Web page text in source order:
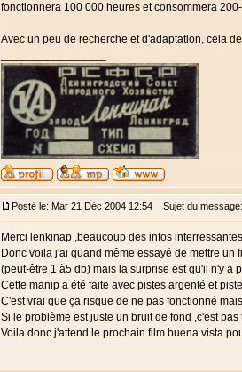
fonctionnera 100 000 heures et consommera
Avec un peu de recherche et d'adaptation, cela
Posté le: Mar 21 Déc 2004 12:54 Sujet du message:
Merci lenkinap ,beaucoup des infos
Donc voila j'ai quand même essayé de mettre
(peut-être 1 à5 db) mais la surprise est qu'il n'y a
Cette manip a été faite avec pistes argenté et
C'est vrai que ça risque de ne pas fonctionné
Si le problème est juste un bruit de fond ,c'est
Voila donc j'attend le prochain film buena vista